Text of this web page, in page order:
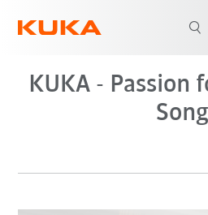
KUKA - Passion
Song